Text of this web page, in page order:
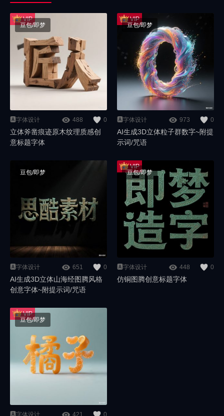
🅰️字体设计 488 0
立体斧凿痕迹原木纹理质感创
意标题字体
豆包/即梦
🅰️字体设计 973 0
AI生成3D立体粒子群数字~附提
示词/咒语
豆包/即梦
🅰️字体设计 651 0
AI生成3D立体山海经图腾风格
创意字体~附提示词/咒语
豆包/即梦
🅰️字体设计 448 0
仿铜图腾创意标题字体
豆包/即梦
豆包/即梦